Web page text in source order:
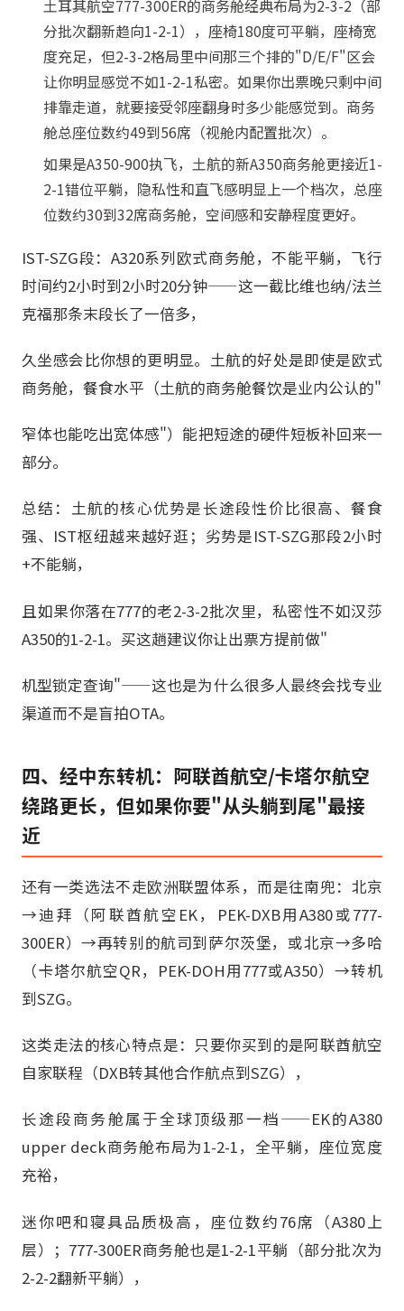
土耳其航空777-300ER的商务舱经典布局为2-3-2（部
分批次翻新趋向1-2-1），座椅180度可平躺，座椅宽
度充足，但2-3-2格局里中间那三个排的"D/E/F"区会
让你明显感觉不如1-2-1私密。如果你出票晚只剩中间
排靠走道，就要接受邻座翻身时多少能感觉到。商务
舱总座位数约49到56席（视舱内配置批次）。
如果是A350-900执飞，土航的新A350商务舱更接近1-
2-1错位平躺，隐私性和直飞感明显上一个档次，总座
位数约30到32席商务舱，空间感和安静程度更好。
IST-SZG段：A320系列欧式商务舱，不能平躺，飞行
时间约2小时到2小时20分钟——这一截比维也纳/法兰
克福那条末段长了一倍多，
久坐感会比你想的更明显。土航的好处是即使是欧式
商务舱，餐食水平（土航的商务舱餐饮是业内公认的"
窄体也能吃出宽体感"）能把短途的硬件短板补回来一
部分。
总结：土航的核心优势是长途段性价比很高、餐食
强、IST枢纽越来越好逛；劣势是IST-SZG那段2小时
+不能躺，
且如果你落在777的老2-3-2批次里，私密性不如汉莎
A350的1-2-1。买这趟建议你让出票方提前做"
机型锁定查询"——这也是为什么很多人最终会找专业
渠道而不是盲拍OTA。
四、经中东转机：阿联酋航空/卡塔尔航空
绕路更长，但如果你要"从头躺到尾"最接
近
还有一类选法不走欧洲联盟体系，而是往南兜：北京
→迪拜（阿联酋航空EK，PEK-DXB用A380或777-
300ER）→再转别的航司到萨尔茨堡，或北京→多哈
（卡塔尔航空QR，PEK-DOH用777或A350）→转机
到SZG。
这类走法的核心特点是：只要你买到的是阿联酋航空
自家联程（DXB转其他合作航点到SZG），
长途段商务舱属于全球顶级那一档——EK的A380
upper deck商务舱布局为1-2-1，全平躺，座位宽度
充裕，
迷你吧和寝具品质极高，座位数约76席（A380上
层）；777-300ER商务舱也是1-2-1平躺（部分批次为
2-2-2翻新平躺），